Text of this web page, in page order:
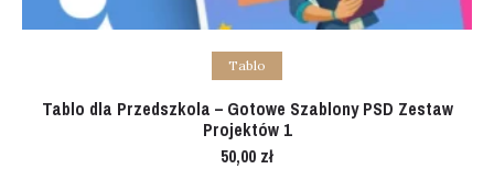
Add to cart
Tablo
Tablo dla Przedszkola – Gotowe Szablony PSD Zestaw
Projektów 1
50,00 zł